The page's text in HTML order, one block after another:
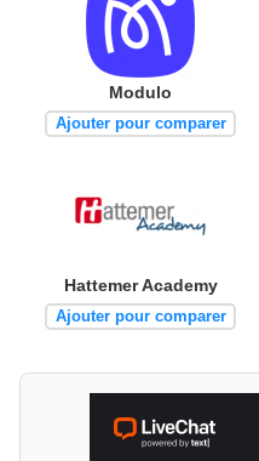
Modulo
Ajouter pour comparer
Hattemer Academy
Ajouter pour comparer